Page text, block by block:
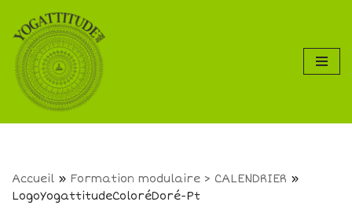
Aller
au
contenu
Accueil » Formation modulaire > CALENDRIER »
LogoYogattitudeColoréDoré-Pt